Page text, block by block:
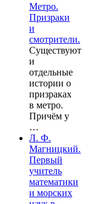
Метро.
Призраки
и
смотрители.
Существуют
и
отдельные
истории о
призраках
в метро.
Причём у
…
Л. Ф.
Магницкий.
Первый
учитель
математики
и морских